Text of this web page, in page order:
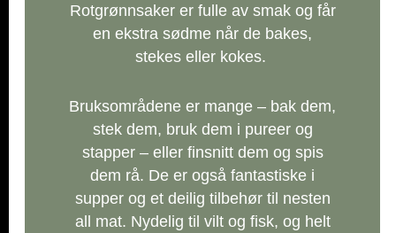
Rotgrønnsaker er fulle av smak og får
en ekstra sødme når de bakes,
stekes eller kokes.
Bruksområdene er mange – bak dem,
stek dem, bruk dem i pureer og
stapper – eller finsnitt dem og spis
dem rå. De er også fantastiske i
supper og et deilig tilbehør til nesten
all mat. Nydelig til vilt og fisk, og helt